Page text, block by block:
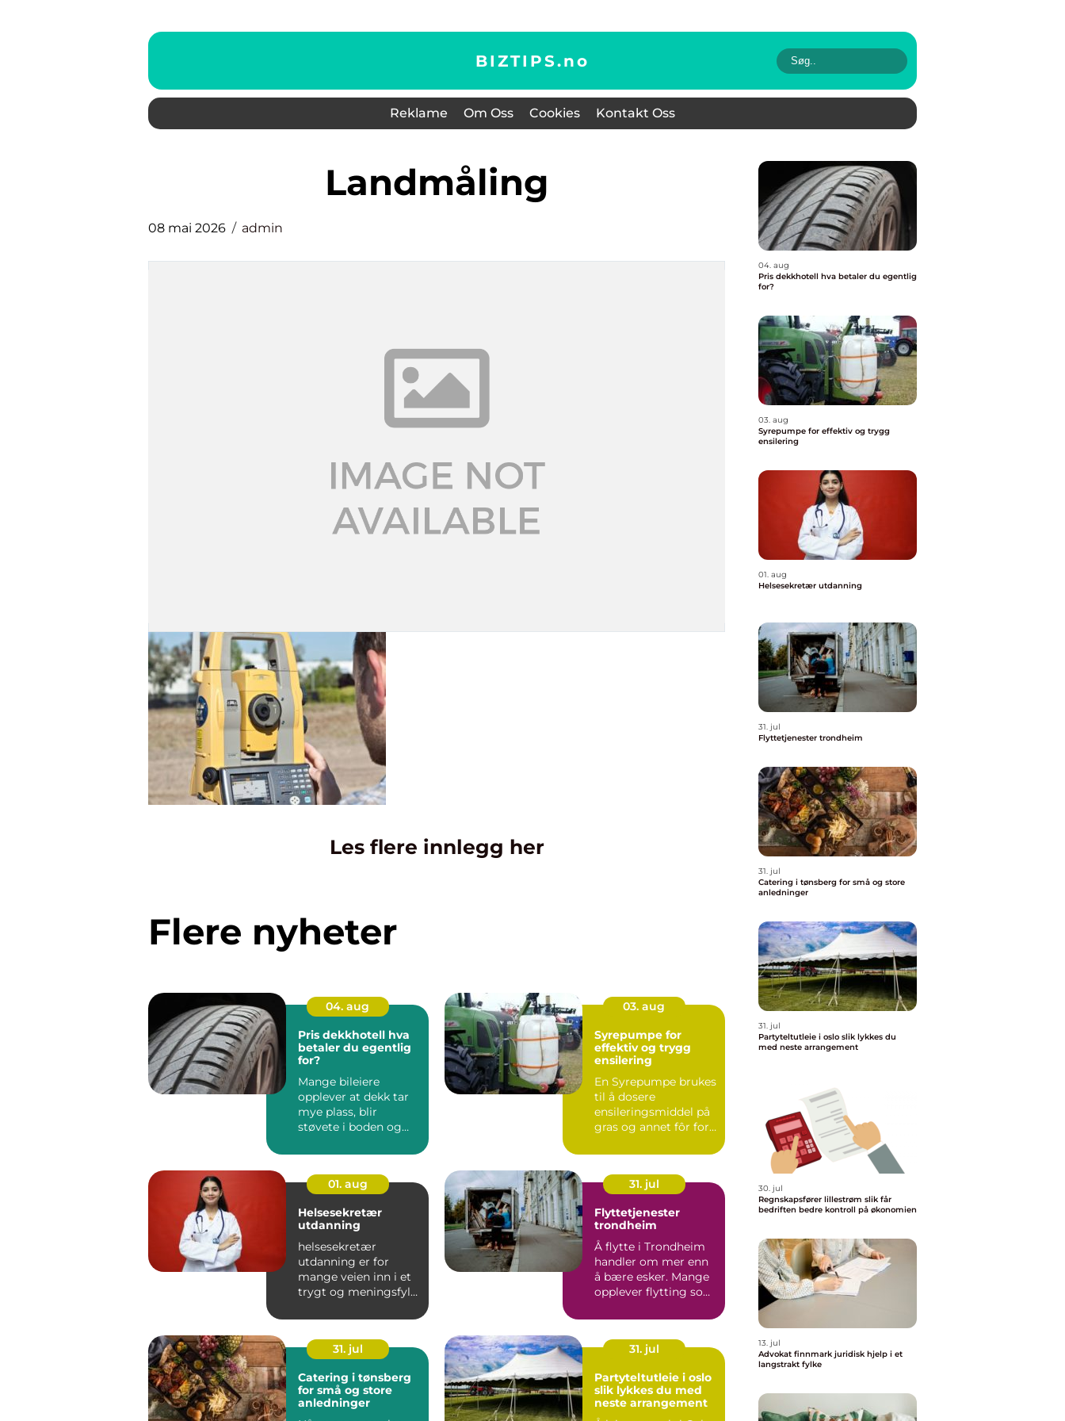
BIZTIPS.no
Reklame Om Oss Cookies Kontakt Oss
landmåling
08 mai 2026 admin
Les flere innlegg her
Flere nyheter
04. aug
Pris dekkhotell hva
betaler du egentlig
for?
Mange bileiere
opplever at dekk tar
mye plass, blir
støvete i boden og
ganger i...
03. aug
Syrepumpe for
effektiv og trygg
ensilering
En Syrepumpe brukes
til å dosere
ensileringsmiddel på
gras og annet fôr for
konservering...
01. aug
Helsesekretær
utdanning
helsesekretær
utdanning er for
mange veien inn i et
trygt og meningsfylt
helsevesenet. Ut...
31. jul
Flyttetjenester
trondheim
Å flytte i Trondheim
handler om mer enn
å bære esker. Mange
opplever flytting som
31. jul
Catering i tønsberg
for små og store
anledninger
31. jul
Partyteltutleie i oslo
slik lykkes du med
neste arrangement
04. aug
Pris dekkhotell hva betaler du egentlig
for?
03. aug
Syrepumpe for effektiv og trygg
ensilering
01. aug
Helsesekretær utdanning
31. jul
Flyttetjenester trondheim
31. jul
Catering i tønsberg for små og store
anledninger
31. jul
Partyteltutleie i oslo slik lykkes du
med neste arrangement
30. jul
Regnskapsfører lillestrøm slik får
bedriften bedre kontroll på økonomien
13. jul
Advokat finnmark juridisk hjelp i et
langstrakt fylke